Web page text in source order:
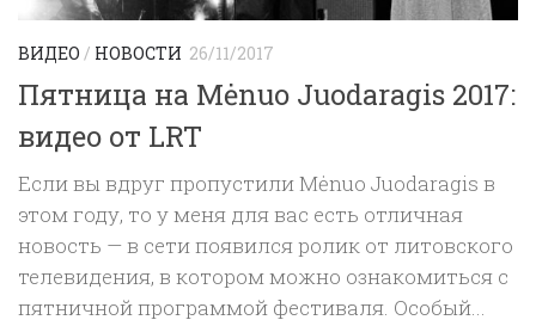
ВИДЕО / НОВОСТИ 26/11/2017
Пятница на Mėnuo Juodaragis 2017:
видео от LRT
Если вы вдруг пропустили Mėnuo Juodaragis в
этом году, то у меня для вас есть отличная
новость — в сети появился ролик от литовского
телевидения, в котором можно ознакомиться с
пятничной программой фестиваля. Особый...